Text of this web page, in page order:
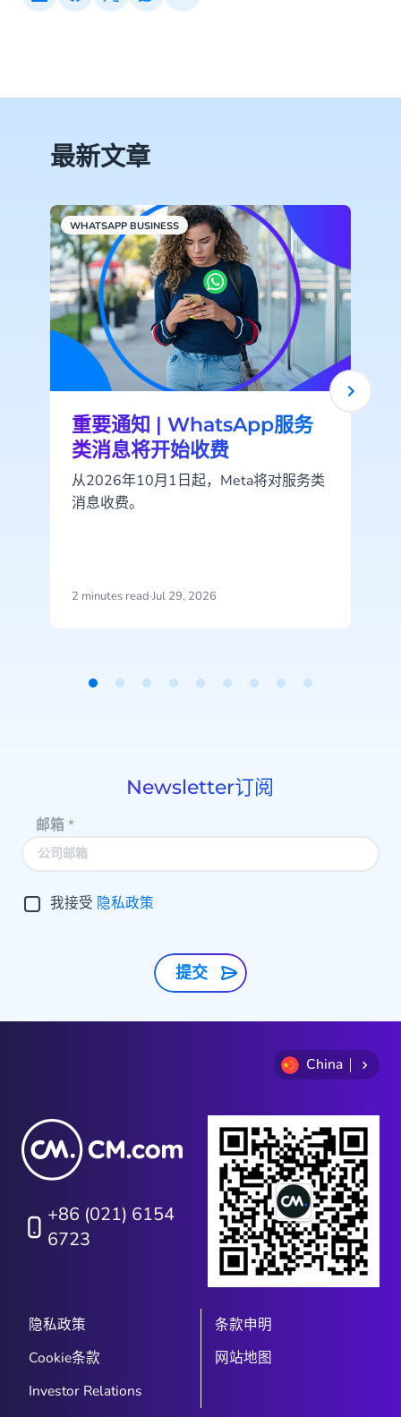
最新文章
WHATSAPP BUSINESS
重要通知 | WhatsApp服务
类消息将开始收费
从2026年10月1日起，Meta将对服务类
消息收费。
2 minutes read·Jul 29, 2026
Newsletter订阅
邮箱*
我接受 隐私政策
提交
China
+86 (021) 6154
6723
隐私政策
条款申明
Cookie条款
网站地图
Investor Relations